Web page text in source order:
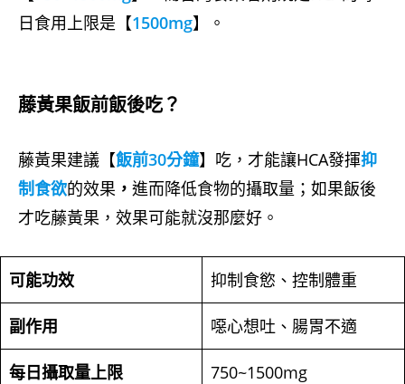
日食用上限是【1500mg】。
藤黃果飯前飯後吃？
藤黃果建議【飯前30分鐘】吃，才能讓HCA發揮抑
制食欲的效果 ， 進而降低食物的攝取量；如果飯後
才吃藤黃果，效果可能就沒那麼好。
可能功效 抑制食慾、控制體重
副作用 噁心想吐、腸胃不適
每日攝取量上限 750~1500mg